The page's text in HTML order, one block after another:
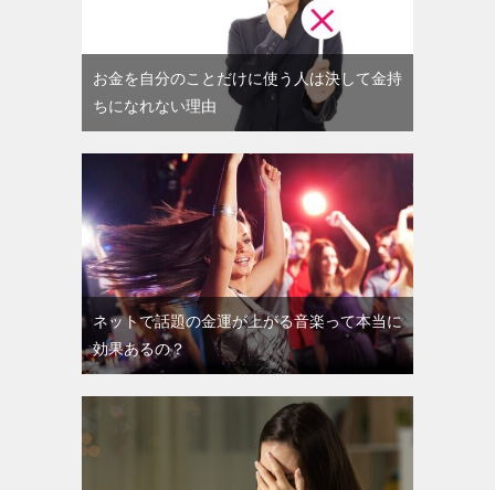
お金を自分のことだけに使う人は決して金持
ちになれない理由
ネットで話題の金運が上がる音楽って本当に
効果あるの？